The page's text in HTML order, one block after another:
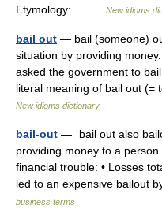
Etymology:… …
New idioms
bail out — bail (someone)
situation by providing
asked the government to
literal meaning of bail out
New idioms dictionary
bail-out — ˈbail out also
providing money to a
financial trouble: • Losses
led to an expensive bailout
business terms